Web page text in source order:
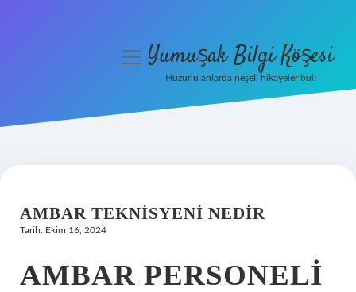
Hakkımızda
menüyüYumuşak Bilgi Köşesi
Huzurlu anlarda neşeli hikayeler bul!
AMBAR TEKNISYENI NEDIR
Tarih: Ekim 16, 2024
AMBAR PERSONELI